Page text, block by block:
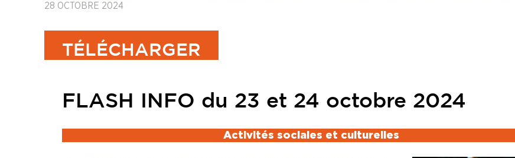
28 OCTOBRE 2024
TÉLÉCHARGER
FLASH INFO du 23 et 24 octobre 2024
Activités sociales et culturelles